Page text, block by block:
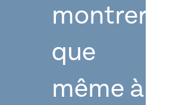
montrer
que
même à